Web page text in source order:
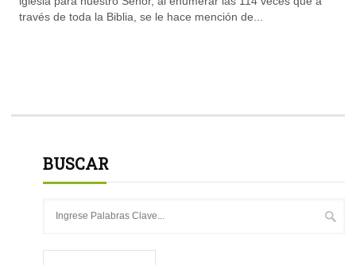
través de toda la Biblia, se le hace mención de...
BUSCAR